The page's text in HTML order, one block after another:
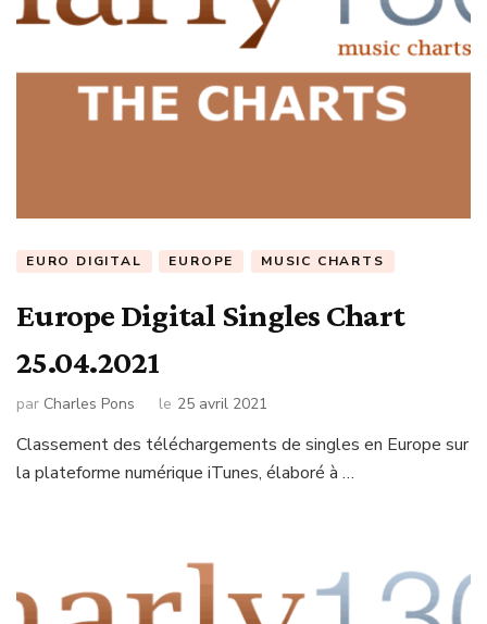
EURO DIGITAL EUROPE MUSIC CHARTS
Europe Digital Singles Chart
25.04.2021
par Charles Pons le 25 avril 2021
Classement des téléchargements de singles en Europe sur
la plateforme numérique iTunes, élaboré à …